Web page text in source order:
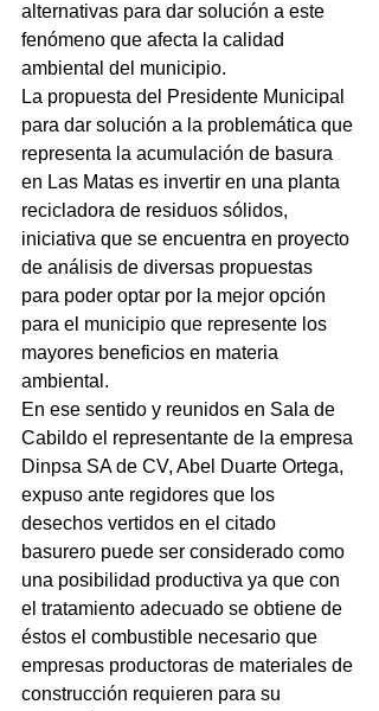
alternativas para dar solución a este
fenómeno que afecta la calidad
ambiental del municipio.
La propuesta del Presidente Municipal
para dar solución a la problemática que
representa la acumulación de basura
en Las Matas es invertir en una planta
recicladora de residuos sólidos,
iniciativa que se encuentra en proyecto
de análisis de diversas propuestas
para poder optar por la mejor opción
para el municipio que represente los
mayores beneficios en materia
ambiental.
En ese sentido y reunidos en Sala de
Cabildo el representante de la empresa
Dinpsa SA de CV, Abel Duarte Ortega,
expuso ante regidores que los
desechos vertidos en el citado
basurero puede ser considerado como
una posibilidad productiva ya que con
el tratamiento adecuado se obtiene de
éstos el combustible necesario que
empresas productoras de materiales de
construcción requieren para su